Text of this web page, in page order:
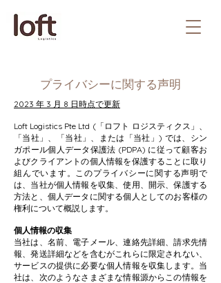
プライバシーに関する声明
2023 年 3 月 8 日時点で更新
Loft Logistics Pte Ltd (「ロフト ロジスティクス」、
「当社」、「当社」、または「当社」) では、シン
ガポール個人データ保護法 (PDPA) に従って顧客お
よびクライアントの個人情報を保護することに取り
組んでいます。このプライバシーに関する声明で
は、当社が個人情報を収集、使用、開示、保護する
方法と、個人データに関する個人としてのお客様の
権利について概説します。
個人情報の収集
当社は、名前、電子メール、連絡先詳細、請求先情
報、発送詳細などを含むがこれらに限定されない、
サービスの提供に必要な個人情報を収集します。当
社は、次のようなさまざまな情報源からこの情報を